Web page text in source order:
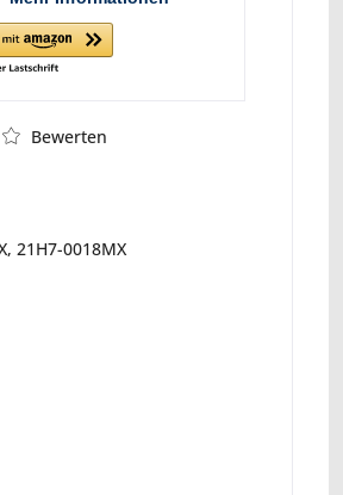
Bewerten
21H7-0018MX